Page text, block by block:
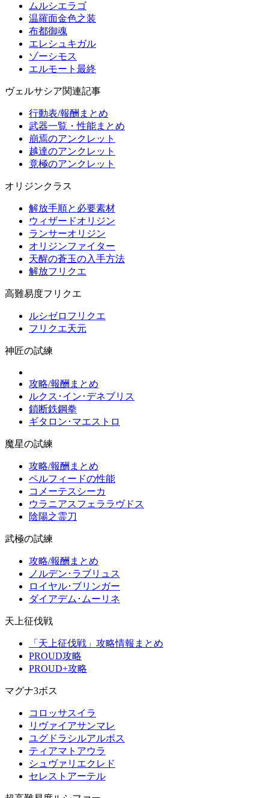
ムルシエラゴ
温羅面金色之装
布都御魂
エレシュキガル
ゾーシモス
エルモート最終
ヴェルサシア関連記事
行動表/報酬まとめ
武器一覧・性能まとめ
崩焉のアンクレット
越達のアンクレット
竟極のアンクレット
オリジンクラス
解放手順と必要素材
ウィザードオリジン
ランサーオリジン
オリジンファイター
天醒の蒼玉の入手方法
解放フリクエ
高難易度フリクエ
ルシゼロフリクエ
フリクエ天元
神匠の試練
攻略/報酬まとめ
ルクス･イン･デネブリス
鎖断鉄鋼拳
ギタロン･マエストロ
魔星の試練
攻略/報酬まとめ
ペルフィードの性能
コメーテスシーカ
ウラニアスフェララヴドス
陰陽之霊刀
武極の試練
攻略/報酬まとめ
ノルデン･ラブリュス
ロイヤル･ブリンガー
ダイアデム･ムーリネ
天上征伐戦
「天上征伐戦」攻略情報まとめ
PROUD攻略
PROUD+攻略
マグナ3ボス
コロッサスイラ
リヴァイアサンマレ
ユグドラシルアルボス
ティアマトアウラ
シュヴァリエクレド
セレストアーテル